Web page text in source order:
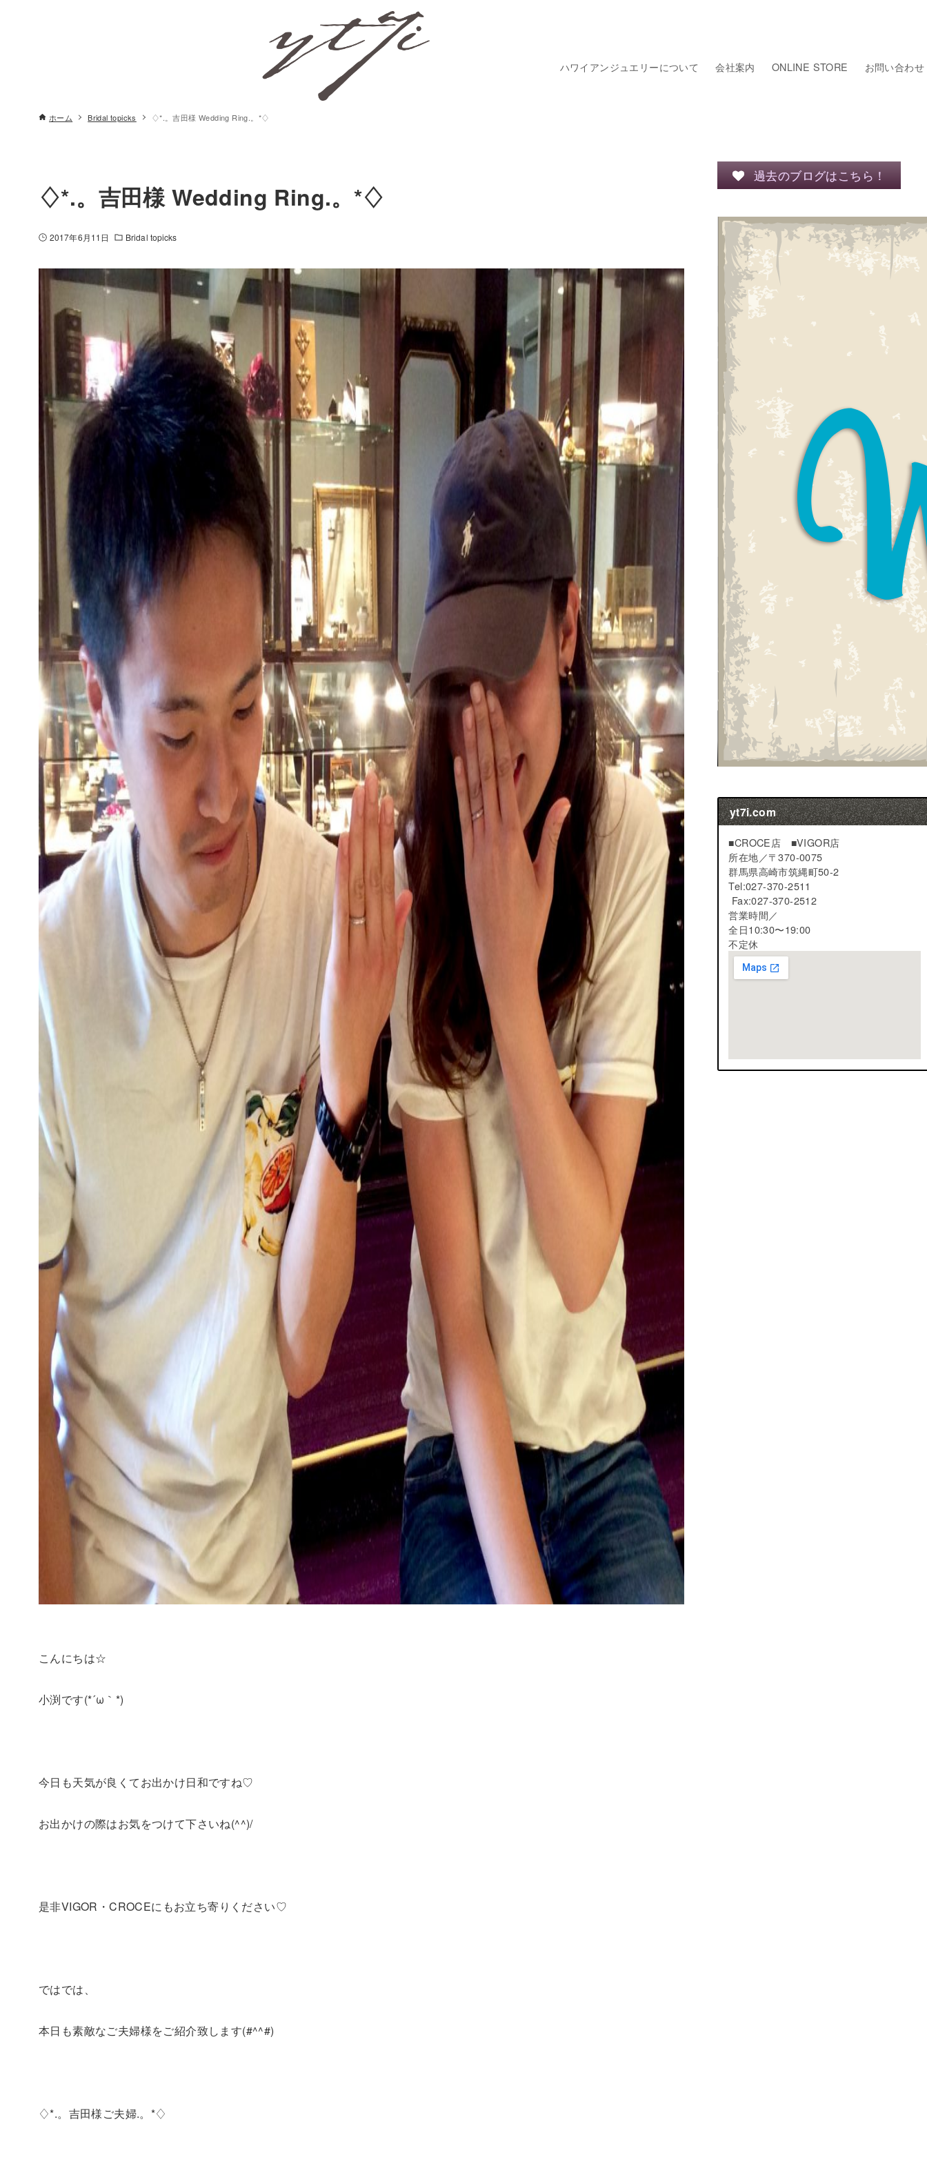
ハワイアンジュエリーについて 会社案内 ONLINE STORE お問い合わせ
ホーム Bridal topicks ♢*.。吉田様 Wedding Ring.。*♢
♢*.。吉田様 Wedding Ring.。*♢
2017年6月11日 Bridal topicks
こんにちは☆
小渕です(*´ω｀*)
今日も天気が良くてお出かけ日和ですね♡
お出かけの際はお気をつけて下さいね(^^)/
是非VIGOR・CROCEにもお立ち寄りください♡
ではでは、
本日も素敵なご夫婦様をご紹介致します(#^^#)
♢*.。吉田様ご夫婦.。*♢
過去のブログはこちら！
yt7i.com
■CROCE店 ■VIGOR店
所在地／〒370-0075
群馬県高崎市筑縄町50-2
Tel:027-370-2511
Fax:027-370-2512
営業時間／
全日10:30〜19:00
不定休